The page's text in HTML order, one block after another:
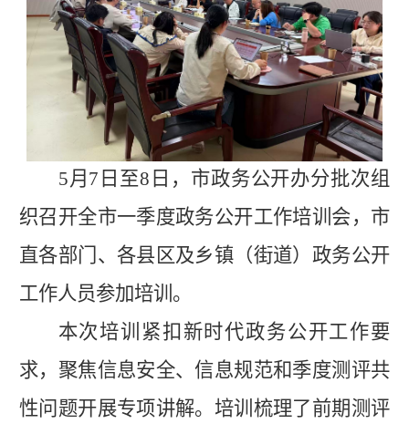
5月7日至8日，市政务公开办分批次组
织召开全市一季度政务公开工作培训会，市
直各部门、各县区及乡镇（街道）政务公开
工作人员参加培训。
本次培训紧扣新时代政务公开工作要
求，聚焦信息安全、信息规范和季度测评共
性问题开展专项讲解。培训梳理了前期测评